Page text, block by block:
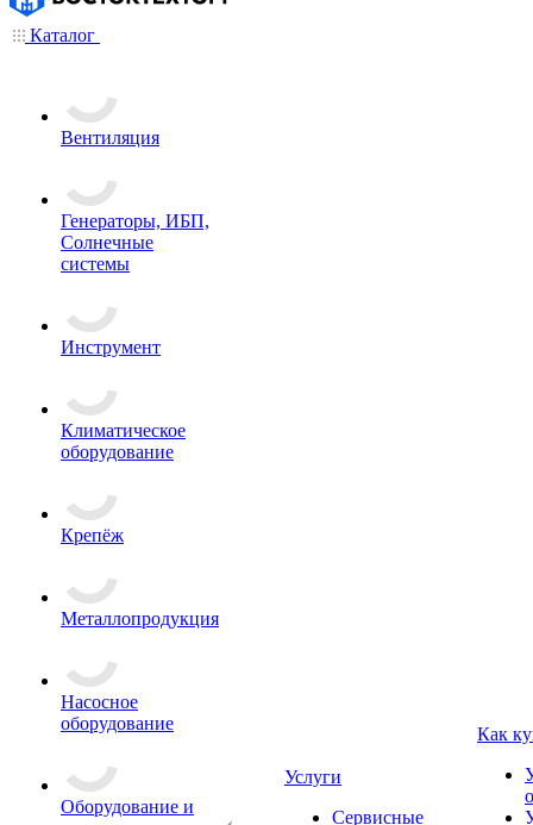
Каталог
Вентиляция
Генераторы, ИБП,
Солнечные
системы
Инструмент
Климатическое
оборудование
Крепёж
Металлопродукция
Насосное
оборудование
Оборудование и
Услуги
Сервисные
Как